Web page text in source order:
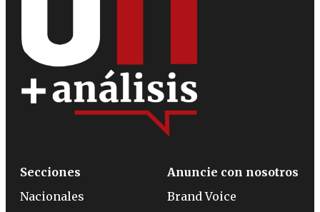
Secciones
Nacionales
Anuncie con nosotros
Brand Voice